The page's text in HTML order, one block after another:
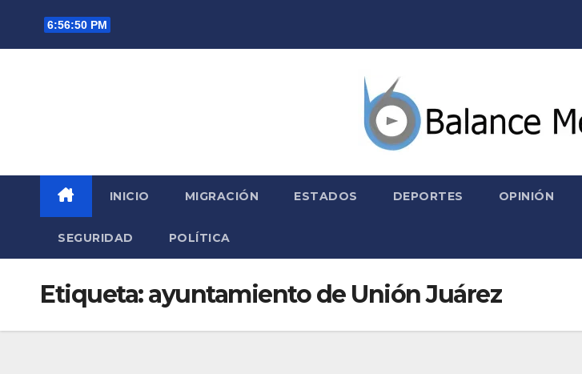
6:56:52 PM
INICIO MIGRACIÓN ESTADOS DEPORTES OPINIÓN
SEGURIDAD POLÍTICA
Etiqueta:ayuntamiento de Unión Juárez